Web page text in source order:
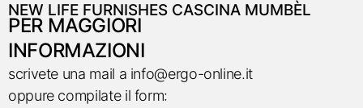
NEW LIFE FURNISHES CASCINA MUMBÈL
PER MAGGIORI
INFORMAZIONI
scrivete una mail a info@ergo-online.it
oppure compilate il form: